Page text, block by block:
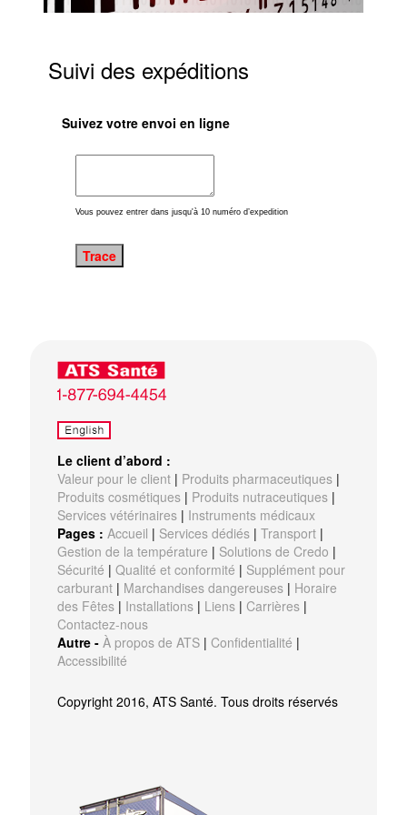
Suivi des expéditions
Suivez votre envoi en ligne
Vous pouvez entrer dans jusqu'à 10 numéro d’expedition
Le client d’abord :
Valeur pour le client | Produits pharmaceutiques |
Produits cosmétiques | Produits nutraceutiques |
Services vétérinaires | Instruments médicaux
Pages : Accueil | Services dédiés |Transport |
Gestion de la température | Solutions de Credo |
Sécurité |Qualité et conformité | Supplément pour
carburant | Marchandises dangereuses | Horaire
des Fêtes | Installations | Liens |Carrières |
Contactez-nous
Autre -À propos de ATS |Confidentialité |
Accessibilité
Copyright 2016, ATS Santé. Tous droits réservés